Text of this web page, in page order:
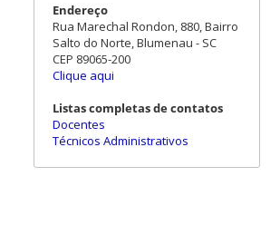
Endereço
Rua Marechal Rondon, 880, Bairro
Salto do Norte, Blumenau - SC
CEP 89065-200
Clique aqui
Listas completas de contatos
Docentes
Técnicos Administrativos